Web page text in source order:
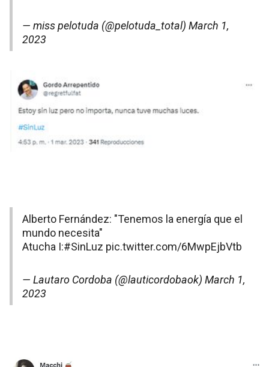
— miss pelotuda (@pelotuda_total) March 1,
2023
Alberto Fernández: "Tenemos la energía que el
mundo necesita"
Atucha I:#SinLuz pic.twitter.com/6MwpEjbVtb
— Lautaro Cordoba (@lauticordobaok) March 1,
2023